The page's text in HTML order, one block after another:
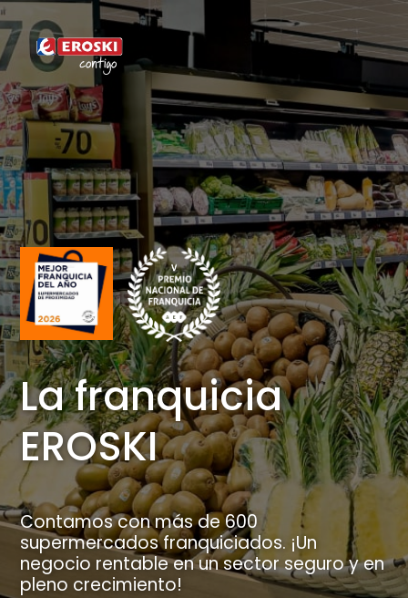
La franquicia
EROSKI
Contamos con más de 600
supermercados franquiciados. ¡Un
negocio rentable en un sector seguro y en
pleno crecimiento!